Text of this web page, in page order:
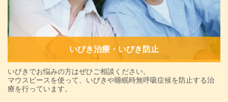
いびき治療・いびき防止
いびきでお悩みの方はぜひご相談ください。
マウスピースを使って、いびきや睡眠時無呼吸症候を防止する治
療を行っています。